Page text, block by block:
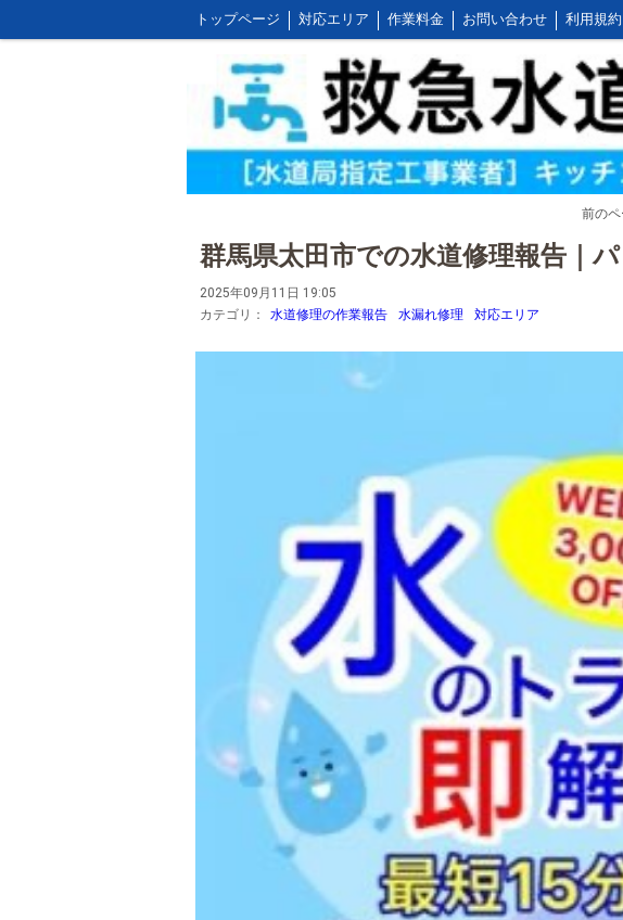
トップページ 対応エリア 作業料金 お問い合わせ 利用規約
お客様の声とご感想 WEB割引ご利用方法 公式LINEアカウント
屋外の作業料金
前のペ
群馬県太田市での水道修理報告｜
2025年09月11日 19:05
カテゴリ：
水道修理の作業報告 水漏れ修理 対応エリア